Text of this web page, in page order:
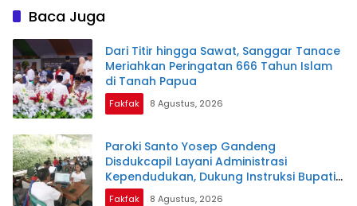
MeterBaca Juga
Dari Titir hingga Sawat, Sanggar Tanace
Meriahkan Peringatan 666 Tahun Islam
di Tanah Papua
Fakfak 8 Agustus, 2026
Paroki Santo Yosep Gandeng
Disdukcapil Layani Administrasi
Kependudukan, Dukung Instruksi Bupati
Samaun Dahlan
Fakfak 8 Agustus, 2026